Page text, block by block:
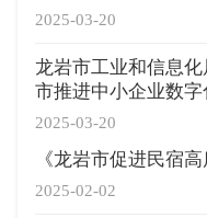
2025-03-20
2025-03-20
龙岩市工业和信息
市推进中小企业数
2025-02-02
《龙岩市促进民宿